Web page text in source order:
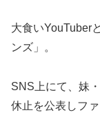
大食いYouTuber
ンズ」。
SNS上にて、妹
休止を公表しフ